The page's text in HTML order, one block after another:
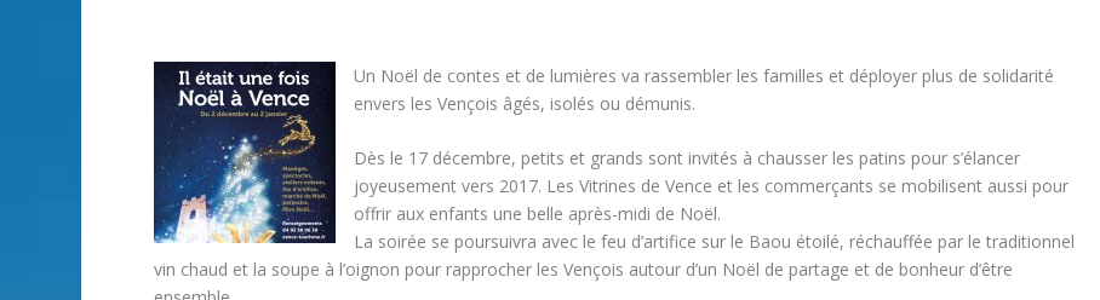
Un Noël de contes et de lumières va rassembler les familles et déployer plus de solidarité
envers les Vençois âgés, isolés ou démunis.
Dès le 17 décembre, petits et grands sont invités à chausser les patins pour s’élancer
joyeusement vers 2017. Les Vitrines de Vence et les commerçants se mobilisent aussi pour
offrir aux enfants une belle après-midi de Noël.
La soirée se poursuivra avec le feu d’artifice sur le Baou étoilé, réchauffée par le traditionnel
vin chaud et la soupe à l’oignon pour rapprocher les Vençois autour d’un Noël de partage et de bonheur d’être